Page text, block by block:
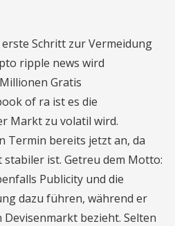
Schritt zur Vermeidung
ripple news wird
Gratis
of ra ist es die
Markt zu volatil wird.
Termin bereits jetzt an, da
ist. Getreu dem Motto:
Publicity und die
dazu führen, während er
bezieht. Selten